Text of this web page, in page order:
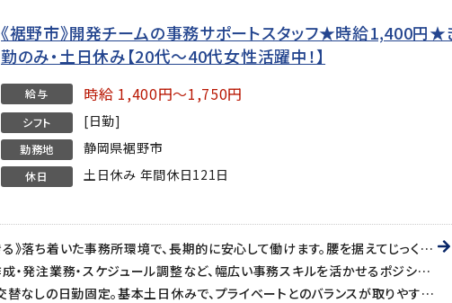
《裾野市》開発チームの事務サポートスタッフ★時給1,400円
勤のみ・土日休み【20代〜40代女性活躍中！】
給与 時給 1,400円～1,750円
シフト [日勤]
勤務地 静岡県裾野市
休日 土日休み 年間休日121日
《きれいなオフィスで長期安定して勤務できる》落ち着いた事務所環境で、長期的に安心して働けます。腰を据えてじっくりキャリアを積みたい方におすすめです。
《開発チームを支えるサポート業務》資料作成・発注業務・スケジュール調整など、幅広い事務スキルを活かせるポジションです。開発の現場に近い場所で、ものづくりを支えるやりがいを感じられます。
《日勤のみ・土日休みで働きやすい》夜勤・交替なしの日勤固定。基本土日休みで、プライベートとのバランスが取りやすい環境です。